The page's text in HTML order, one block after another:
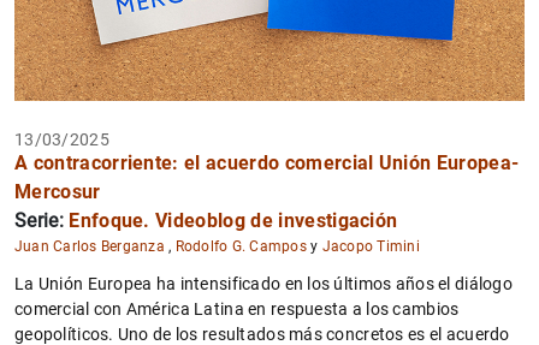
13/03/2025
A contracorriente: el acuerdo comercial Unión Europea-
Mercosur
Serie: Enfoque. Videoblog de investigación
Juan Carlos Berganza , Rodolfo G. Camposy Jacopo Timini
La Unión Europea ha intensificado en los últimos años el diálogo
comercial con América Latina en respuesta a los cambios
geopolíticos. Uno de los resultados más concretos es el acuerdo